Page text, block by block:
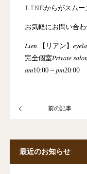
𝙻𝙸𝙽𝙴からがスムー
お気軽にお問い合
𝐿𝑖𝑒𝑛 【リアン】
完全個室𝑃𝑟𝑖𝑣𝑎𝑡𝑒
𝑎𝑚10:00 – 𝑝𝑚20:00
前の記事
最近のお知らせ